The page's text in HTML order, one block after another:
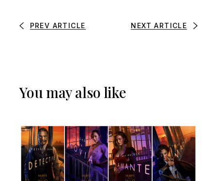
PREV ARTICLE NEXT ARTICLE
You may also like